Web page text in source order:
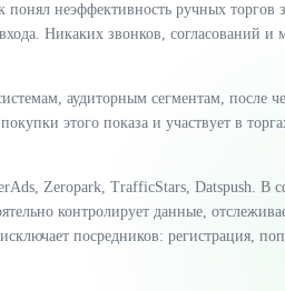
понял неэффективность ручных торгов
Никаких звонков, согласований и
аудиторным сегментам, после
этого показа и участвует в
Zeropark, TrafficStars, Datspush. В
контролирует данные,
посредников: регистрация,